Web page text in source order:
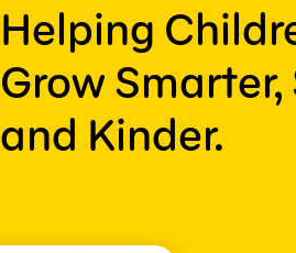
Helping
Grow Smarter,
and Kinder.